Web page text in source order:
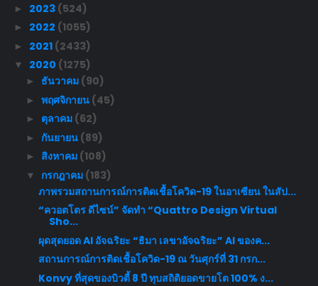
► 2023 (524)
► 2022 (1055)
► 2021 (2433)
▼ 2020 (1275)
► ธันวาคม (90)
► พฤศจิกายน (45)
► ตุลาคม (62)
► กันยายน (89)
► สิงหาคม (108)
▼ กรกฎาคม (183)
ภาพรวมสถานการณ์การติดเชื้อโควิด-19 ในอาเซียน ในสัป...
“ควอตโตร ดีไซน์” จัดทำ “Quattro Design Virtual
Sho...
ผุดสุดยอด AI อัจฉริยะ “ธิมา เลขาอัจฉริยะ” AI ของค...
สถานการณ์การติดเชื้อโควิด-19 ณ วันศุกร์ที่ 31 กรก...
Konvy ที่สุดของบิวตี้ 8 ปี ทุบสถิติยอดขายโต 100% ง...